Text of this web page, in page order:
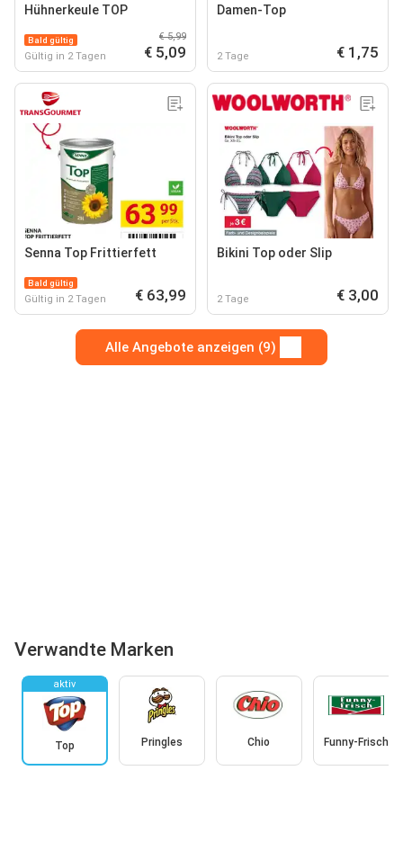
Hühnerkeule TOP
Bald gültig
Gültig in 2 Tagen
€ 5,99
€ 5,09
Damen-Top
2 Tage € 1,75
Senna Top Frittierfett
Bald gültig
Gültig in 2 Tagen € 63,99
Bikini Top oder Slip
2 Tage € 3,00
Alle Angebote anzeigen (9)
Verwandte Marken
aktiv
Top Pringles Chio Funny-Frisch